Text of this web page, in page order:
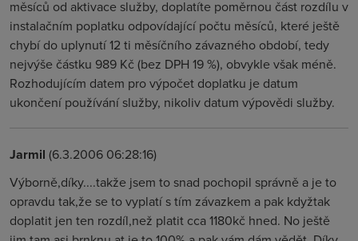
měsíců od aktivace služby, doplatíte poměrnou část rozdílu v
instalačním poplatku odpovídající počtu měsíců, které ještě
chybí do uplynutí 12 ti měsíčního závazného období, tedy
nejvýše částku 989 Kč (bez DPH 19 %), obvykle však méně.
Rozhodujícím datem pro výpočet doplatku je datum
ukončení používání služby, nikoliv datum výpovědi služby.
Jarmil (6.3.2006 06:28:16)
Výborně,díky....takže jsem to snad pochopil správně a je to
opravdu tak,že se to vyplatí s tím závazkem a pak kdyžtak
doplatit jen ten rozdíl,než platit cca 1180kč hned. No ještě